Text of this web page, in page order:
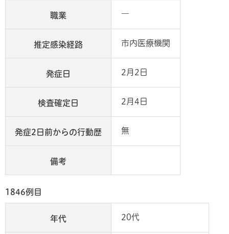
職業 ―
推定感染経路 市内医療機関
発症日 2月2日
検査確定日 2月4日
発症2日前からの行動歴 無
備考
1846例目
年代 20代